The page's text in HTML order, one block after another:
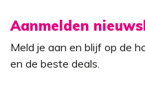
Aanmelden
Meld je aan en blijf op de
en de beste deals.